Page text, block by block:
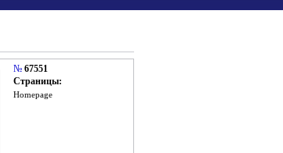
№ 67551
Страницы:
Homepage